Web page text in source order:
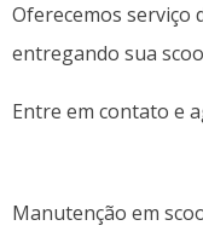
Oferecemos serviço
entregando sua
Entre em contato e
Manutenção em